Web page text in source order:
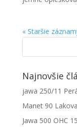
« Staršie
Najnovšie
jawa 250/11
Manet 90
Jawa 500 OHC